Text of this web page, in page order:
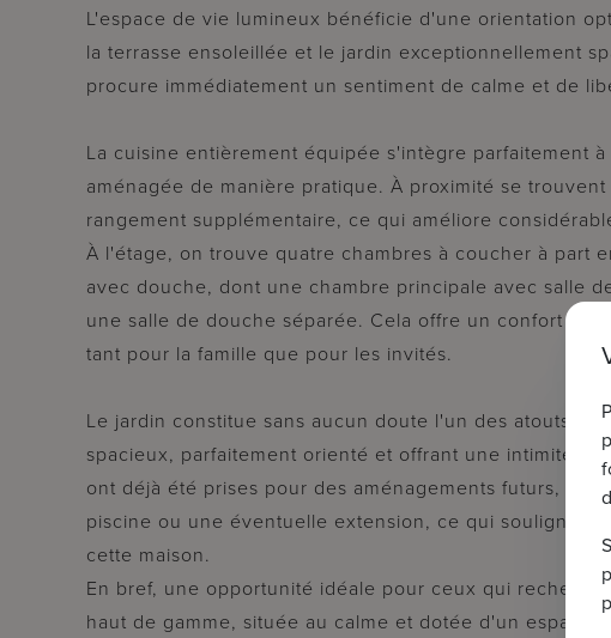
L'espace de vie lumineux bénéficie d'une orientation
la terrasse ensoleillée et le jardin exceptionnellement
procure immédiatement un sentiment de calme et de
La cuisine entièrement équipée s'intègre parfaitement
aménagée de manière pratique. À proximité se
rangement supplémentaire, ce qui améliore
À l'étage, on trouve quatre chambres à coucher à part
avec douche, dont une chambre principale avec salle
une salle de douche séparée. Cela offre un confort et
tant pour la famille que pour les invités.
Le jardin constitue sans aucun doute l'un des atouts
spacieux, parfaitement orienté et offrant une intimité
ont déjà été prises pour des aménagements futurs, tels
piscine ou une éventuelle extension, ce qui souligne
cette maison.
En bref, une opportunité idéale pour ceux qui
haut de gamme, située au calme et dotée d'un espace